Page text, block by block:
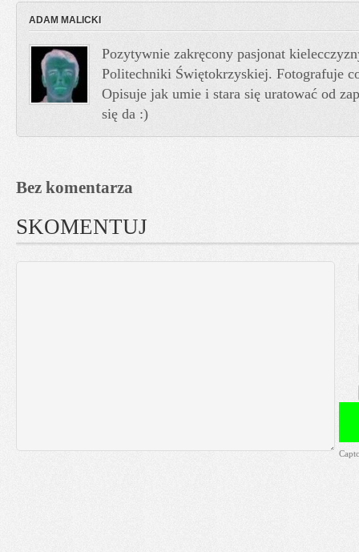
ADAM MALICKI
Pozytywnie zakręcony pasjonat
Politechniki Świętokrzyskiej. Fotografuje
Opisuje jak umie i stara się uratować od
się da :)
Bez komentarza
SKOMENTUJ